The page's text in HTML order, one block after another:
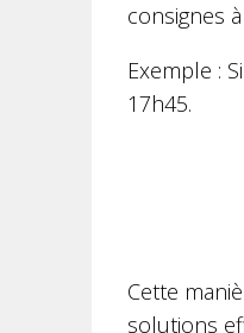
consignes
Exemple :
17h45.
Cette
solutions